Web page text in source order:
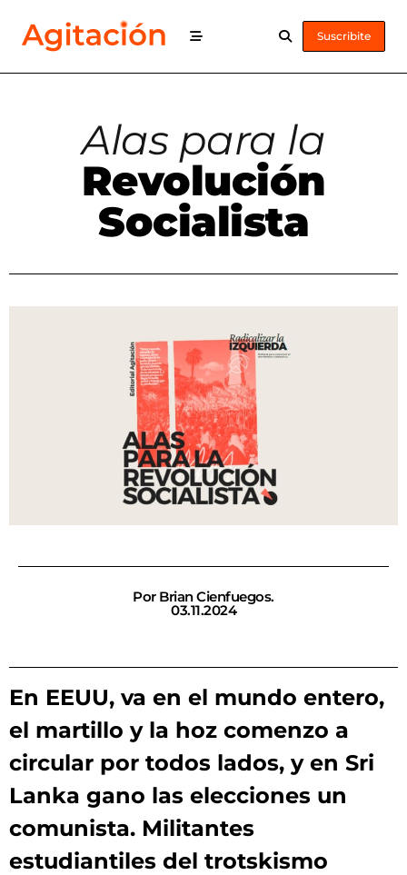
Suscribite
Alas para la
Revolución
Socialista
Por Brian Cienfuegos.
03.11.2024
En EEUU, va en el mundo entero,
el martillo y la hoz comenzo a
circular por todos lados, y en Sri
Lanka gano las elecciones un
comunista. Militantes
estudiantiles del trotskismo